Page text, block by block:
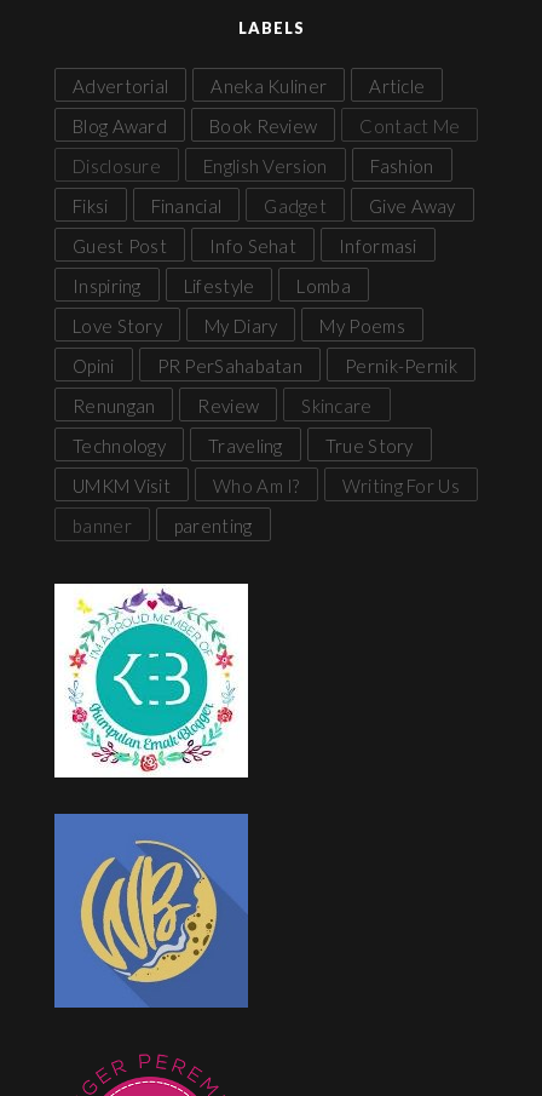
LABELS
Advertorial Aneka Kuliner
Article
Blog Award
Book Review
Contact Me
Disclosure
English Version
Fashion
Fiksi
Financial Gadget
Give Away
Guest Post
Info Sehat
Informasi
Inspiring
Lifestyle
Lomba
Love Story
My Diary
My Poems
Opini
PR PerSahabatan
Pernik-Pernik
Renungan
Review
Skincare
Technology
Traveling
True Story
UMKM Visit
Who Am I?
Writing For Us
banner
parenting